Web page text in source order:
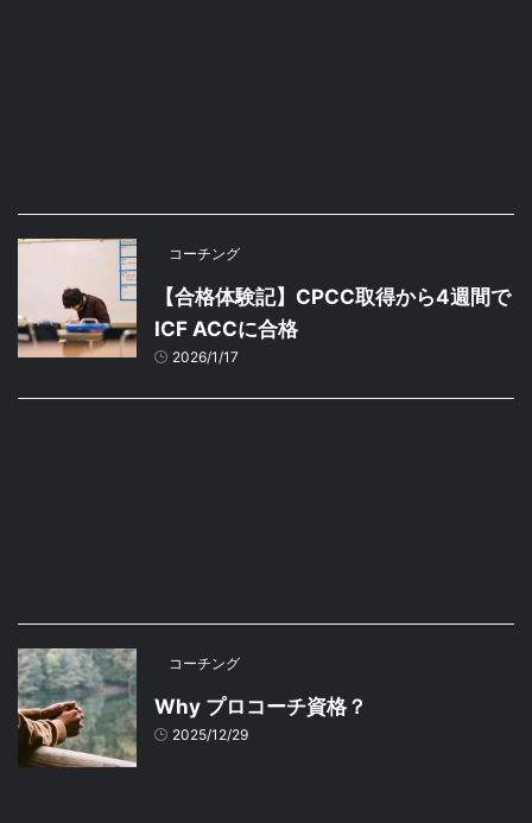
コーチング
【合格体験記】CPCC取得から4週間で
ICF ACCに合格
2026/1/17
コーチング
Why プロコーチ資格？
2025/12/29